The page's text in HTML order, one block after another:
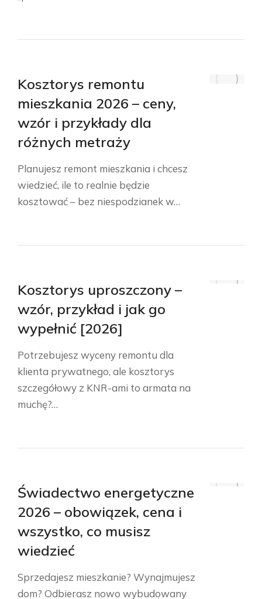
Kosztorys remontu
mieszkania 2026 – ceny,
wzór i przykłady dla
różnych metraży
Planujesz remont mieszkania i chcesz
wiedzieć, ile to realnie będzie
kosztować – bez niespodzianek w…
Kosztorys uproszczony –
wzór, przykład i jak go
wypełnić [2026]
Potrzebujesz wyceny remontu dla
klienta prywatnego, ale kosztorys
szczegółowy z KNR-ami to armata na
muchę?…
Świadectwo energetyczne
2026 – obowiązek, cena i
wszystko, co musisz
wiedzieć
Sprzedajesz mieszkanie? Wynajmujesz
dom? Odbierasz nowo wybudowany